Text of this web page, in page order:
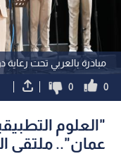
مبادرة بالعربي تحت رعاية
0
0
"العلوم
عمان".. ملتقى